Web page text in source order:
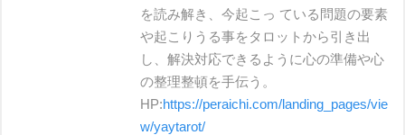
を読み解き、今起こっ ている問題の要素
や起こりうる事をタロットから引き出
し、解決対応できるように心の準備や心
の整理整頓を手伝う。
HP:https://peraichi.com/landing_pages/vie
w/yaytarot/